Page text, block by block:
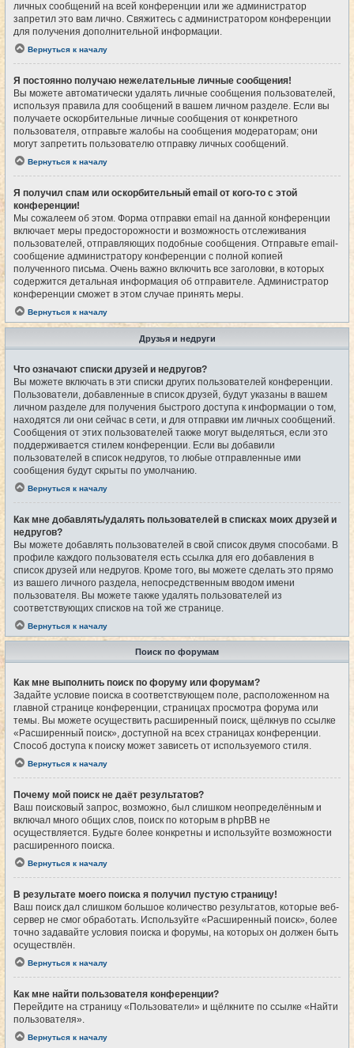
личных сообщений на всей конференции или же администратор
запретил это вам лично. Свяжитесь с администратором конференции
для получения дополнительной информации.
Вернуться к началу
Я постоянно получаю нежелательные личные сообщения!
Вы можете автоматически удалять личные сообщения пользователей,
используя правила для сообщений в вашем личном разделе. Если вы
получаете оскорбительные личные сообщения от конкретного
пользователя, отправьте жалобы на сообщения модераторам; они
могут запретить пользователю отправку личных сообщений.
Вернуться к началу
Я получил спам или оскорбительный email от кого-то с этой
конференции!
Мы сожалеем об этом. Форма отправки email на данной конференции
включает меры предосторожности и возможность отслеживания
пользователей, отправляющих подобные сообщения. Отправьте email-
сообщение администратору конференции с полной копией
полученного письма. Очень важно включить все заголовки, в которых
содержится детальная информация об отправителе. Администратор
конференции сможет в этом случае принять меры.
Вернуться к началу
Друзья и недруги
Что означают списки друзей и недругов?
Вы можете включать в эти списки других пользователей конференции.
Пользователи, добавленные в список друзей, будут указаны в вашем
личном разделе для получения быстрого доступа к информации о том,
находятся ли они сейчас в сети, и для отправки им личных сообщений.
Сообщения от этих пользователей также могут выделяться, если это
поддерживается стилем конференции. Если вы добавили
пользователей в список недругов, то любые отправленные ими
сообщения будут скрыты по умолчанию.
Вернуться к началу
Как мне добавлять/удалять пользователей в списках моих друзей и
недругов?
Вы можете добавлять пользователей в свой список двумя способами. В
профиле каждого пользователя есть ссылка для его добавления в
список друзей или недругов. Кроме того, вы можете сделать это прямо
из вашего личного раздела, непосредственным вводом имени
пользователя. Вы можете также удалять пользователей из
соответствующих списков на той же странице.
Вернуться к началу
Поиск по форумам
Как мне выполнить поиск по форуму или форумам?
Задайте условие поиска в соответствующем поле, расположенном на
главной странице конференции, страницах просмотра форума или
темы. Вы можете осуществить расширенный поиск, щёлкнув по ссылке
«Расширенный поиск», доступной на всех страницах конференции.
Способ доступа к поиску может зависеть от используемого стиля.
Вернуться к началу
Почему мой поиск не даёт результатов?
Ваш поисковый запрос, возможно, был слишком неопределённым и
включал много общих слов, поиск по которым в phpBB не
осуществляется. Будьте более конкретны и используйте возможности
расширенного поиска.
Вернуться к началу
В результате моего поиска я получил пустую страницу!
Ваш поиск дал слишком большое количество результатов, которые веб-
сервер не смог обработать. Используйте «Расширенный поиск», более
точно задавайте условия поиска и форумы, на которых он должен быть
осуществлён.
Вернуться к началу
Как мне найти пользователя конференции?
Перейдите на страницу «Пользователи» и щёлкните по ссылке «Найти
пользователя».
Вернуться к началу